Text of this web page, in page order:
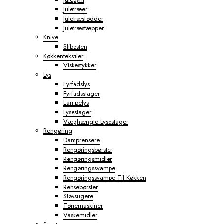
Juletræer
Juletræsfødder
Juletræstæpper
Knive
Slibesten
Køkkentekstiler
Viskestykker
Lys
Fyrfadslys
Fyrfadsstager
Lampelys
Lysestager
Væghængte Lysestager
Rengøring
Damprensere
Rengøringsbørster
Rengøringsmidler
Rengøringssvampe
Rengøringssvampe Til Køkken
Rensebørster
Støvsugere
Tørremaskiner
Vaskemidler